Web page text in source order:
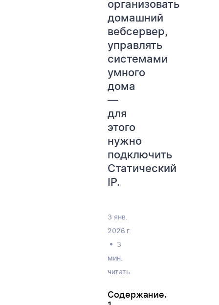
организовать
домашний
вебсервер,
управлять
системами
умного
дома
—
для
этого
нужно
подключить
Статический
IP.
3 янв.
2026 г.
3
мин.
читать
Содержание.